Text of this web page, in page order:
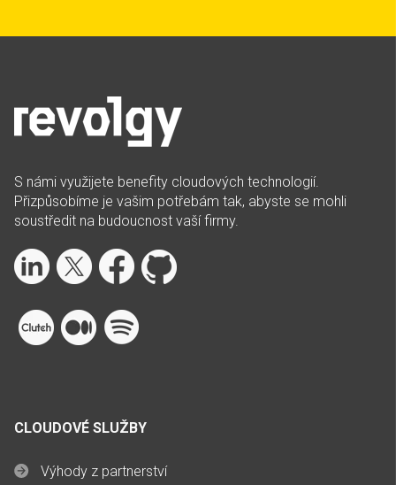
S námi využijete benefity cloudových technologií.
Přizpůsobíme je vašim potřebám tak, abyste se mohli
soustředit na budoucnost vaší firmy.
CLOUDOVÉ SLUŽBY
Výhody z partnerství